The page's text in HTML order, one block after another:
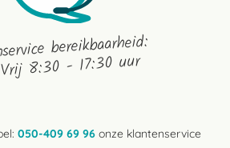
bereikbaarheid:
8:30 - 17:30 uur
050-409 69 96 onze klantenservice